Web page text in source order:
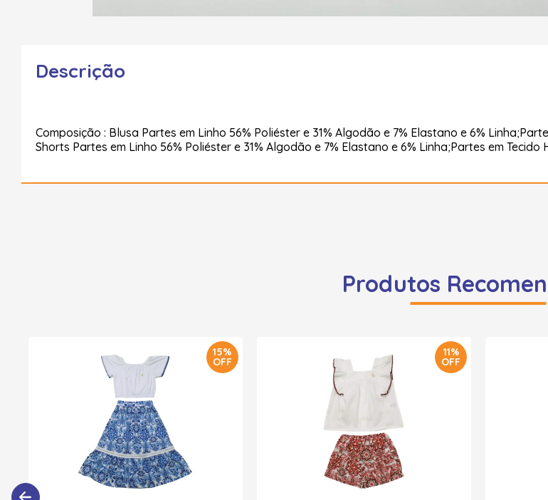
Descrição
Composição : Blusa Partes em Linho 56% Poliéster e 31% Algodão e 7% Elastano e 6%
Shorts Partes em Linho 56% Poliéster e 31% Algodão e 7% Elastano e 6% Linha;Partes em
Produtos
15%
OFF
11%
OFF